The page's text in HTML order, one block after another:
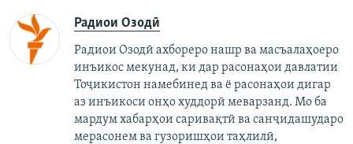
Радиои Озодӣ
Радиои Озодӣ ахбореро нашр ва масъалаҳоеро
инъикос мекунад, ки дар расонаҳои давлатии
Тоҷикистон намебинед ва ё расонаҳои дигар
аз инъикоси онҳо худдорӣ меварзанд. Мо ба
мардум хабарҳои саривақтӣ ва санҷидашударо
мерасонем ва гузоришҳои таҳлилӣ,